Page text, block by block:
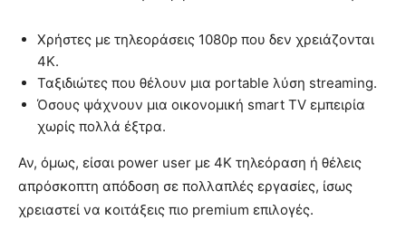
Χρήστες με τηλεοράσεις 1080p που δεν χρειάζονται
4K.
Ταξιδιώτες που θέλουν μια portable λύση streaming.
Όσους ψάχνουν μια οικονομική smart TV εμπειρία
χωρίς πολλά έξτρα.
Αν, όμως, είσαι power user με 4K τηλεόραση ή θέλεις
απρόσκοπτη απόδοση σε πολλαπλές εργασίες, ίσως
χρειαστεί να κοιτάξεις πιο premium επιλογές.